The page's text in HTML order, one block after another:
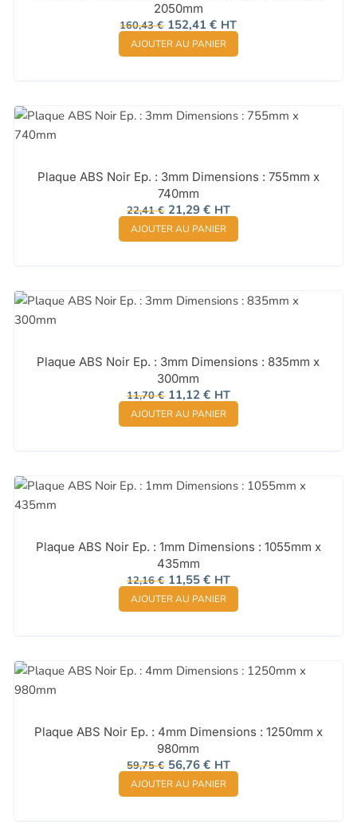
2050mm
160,43€ Le
prix
initial
était :
152,41€Le
prix
actuel
est :
HT
AJOUTER AU PANIER
Plaque ABS Noir Ep. : 3mm Dimensions : 755mm x
740mm
22,41€ Le
prix
initial
était :
21,29 €Le
prix
actuel
est :
HT
AJOUTER AU PANIER
Plaque ABS Noir Ep. : 3mm Dimensions : 835mm x
300mm
11,70€ Le
prix
initial
était :
11,12 €Le
prix
actuel
est :
HT
AJOUTER AU PANIER
Plaque ABS Noir Ep. : 1mm Dimensions : 1055mm x
435mm
12,16€ Le
prix
initial
était :
11,55 €Le
prix
actuel
est :
HT
AJOUTER AU PANIER
Plaque ABS Noir Ep. : 4mm Dimensions : 1250mm x
980mm
59,75€ Le
prix
initial
était :
56,76 €Le
prix
actuel
est :
HT
AJOUTER AU PANIER